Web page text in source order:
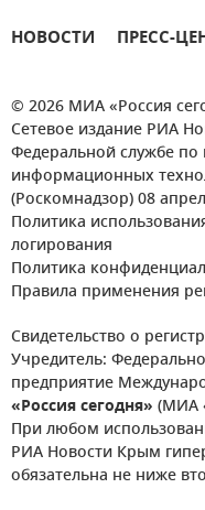
НОВОСТИ ПРЕСС-
© 2026 МИА «Россия
Сетевое издание РИА
Федеральной службе по
информационных
(Роскомнадзор) 08
Политика
логирования
Политика
Правила применения
Свидетельство о
Учредитель:
предприятие
«Россия сегодня» (МИА
При любом
РИА Новости Крым
обязательна не ниже